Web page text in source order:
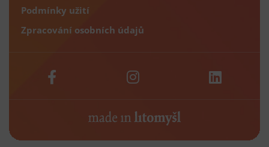
Podmínky užití
Zpracování osobních údajů